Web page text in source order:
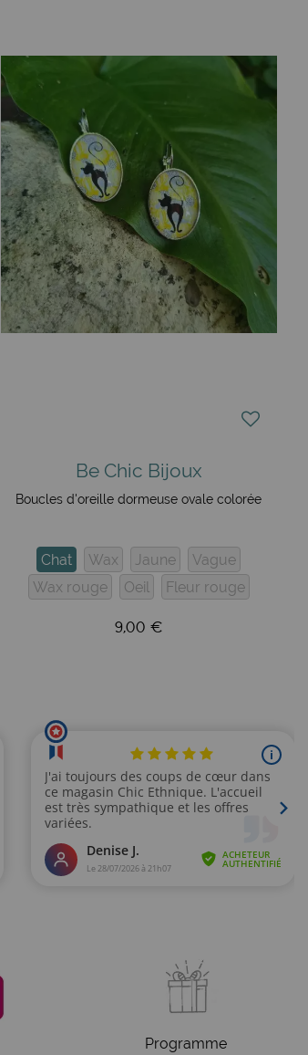
Be Chic Bijoux
Boucles d'oreille dormeuse ovale colorée
Chat Wax Jaune
Vague
Wax rouge
Oeil Fleur rouge
9,00 €
Programme